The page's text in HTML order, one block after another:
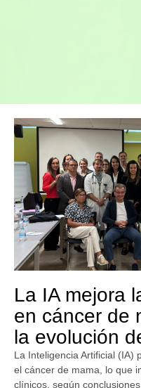
La IA mejora
en cáncer de
la evolución
La Inteligencia Artificial (IA)
el cáncer de mama, lo que
clínicos, según